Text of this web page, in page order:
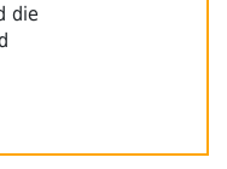
die